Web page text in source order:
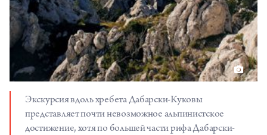
Экскурсия вдоль хребета Дабарски-Куковы
представляет почти невозможное альпинистское
достижение, хотя по большей части рифа Дабарски-